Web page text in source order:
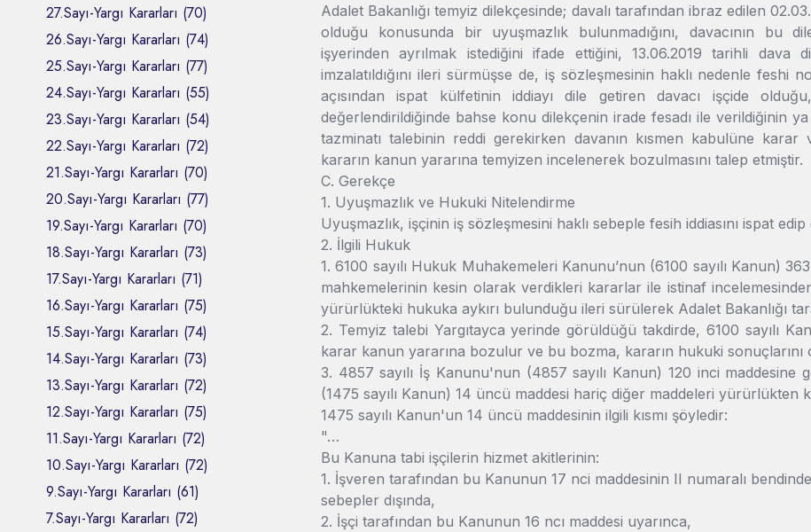
27.Sayı-Yargı Kararları (70)
26.Sayı-Yargı Kararları (74)
25.Sayı-Yargı Kararları (77)
24.Sayı-Yargı Kararları (55)
23.Sayı-Yargı Kararları (54)
22.Sayı-Yargı Kararları (72)
21.Sayı-Yargı Kararları (70)
20.Sayı-Yargı Kararları (77)
19.Sayı-Yargı Kararları (70)
18.Sayı-Yargı Kararları (73)
17.Sayı-Yargı Kararları (71)
16.Sayı-Yargı Kararları (75)
15.Sayı-Yargı Kararları (74)
14.Sayı-Yargı Kararları (73)
13.Sayı-Yargı Kararları (72)
12.Sayı-Yargı Kararları (75)
11.Sayı-Yargı Kararları (72)
10.Sayı-Yargı Kararları (72)
9.Sayı-Yargı Kararları (61)
7.Sayı-Yargı Kararları (72)
Adalet Bakanlığı temyiz dilekçesinde; davalı tarafından ibraz edilen
olduğu konusunda bir uyuşmazlık bulunmadığını, davacının bu
işyerinden ayrılmak istediğini ifade ettiğini, 13.06.2019 tarihli dava
imzalatıldığını ileri sürmüşse de, iş sözleşmesinin haklı nedenle feshi
açısından ispat külfetinin iddiayı dile getiren davacı işçide
değerlendirildiğinde bahse konu dilekçenin irade fesadı ile verildiğinin ya
tazminatı talebinin reddi gerekirken davanın kısmen kabulüne
kararın kanun yararına temyizen incelenerek bozulmasını talep etmiştir.
C. Gerekçe
1. Uyuşmazlık ve Hukuki Nitelendirme
Uyuşmazlık, işçinin iş sözleşmesini haklı sebeple fesih iddiasını ispat edip
2. İlgili Hukuk
1. 6100 sayılı Hukuk Muhakemeleri Kanunu’nun (6100 sayılı Kanun)
mahkemelerinin kesin olarak verdikleri kararlar ile istinaf
yürürlükteki hukuka aykırı bulunduğu ileri sürülerek Adalet Bakanlığı
2. Temyiz talebi Yargıtayca yerinde görüldüğü takdirde, 6100 sayılı
karar kanun yararına bozulur ve bu bozma, kararın hukuki sonuçlarını
3. 4857 sayılı İş Kanunu'nun (4857 sayılı Kanun) 120 inci maddesine
(1475 sayılı Kanun) 14 üncü maddesi hariç diğer maddeleri yürürlükten
1475 sayılı Kanun'un 14 üncü maddesinin ilgili kısmı şöyledir:
"…
Bu Kanuna tabi işçilerin hizmet akitlerinin:
1. İşveren tarafından bu Kanunun 17 nci maddesinin II numaralı
sebepler dışında,
2. İşçi tarafından bu Kanunun 16 ncı maddesi uyarınca,